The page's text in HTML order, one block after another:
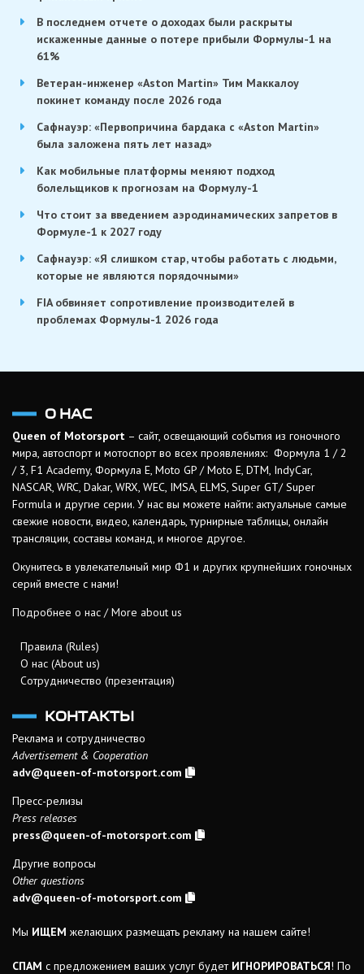
В последнем отчете о доходах были раскрыты
искаженные данные о потере прибыли Формулы-1 на
61%
Ветеран-инженер «Aston Martin» Тим Маккалоу
покинет команду после 2026 года
Сафнауэр: «Первопричина бардака с «Aston Martin»
была заложена пять лет назад»
Как мобильные платформы меняют подход
болельщиков к прогнозам на Формулу-1
Что стоит за введением аэродинамических запретов в
Формуле-1 к 2027 году
Сафнауэр: «Я слишком стар, чтобы работать с людьми,
которые не являются порядочными»
FIA обвиняет сопротивление производителей в
проблемах Формулы-1 2026 года
О НАС
Queen of Motorsport – сайт, освещающий события из гоночного
мира, автоспорт и мотоспорт во всех проявлениях: Формула 1 / 2
/ 3, F1 Academy, Формула Е, Moto GP / Moto E, DTM, IndyCar,
NASCAR, WRC, Dakar, WRX, WEC, IMSA, ELMS, Super GT/ Super
Formula и другие серии. У нас вы можете найти: актуальные самые
свежие новости, видео, календарь, турнирные таблицы, онлайн
трансляции, составы команд, и многое другое.
Окунитесь в увлекательный мир Ф1 и других крупнейших гоночных
серий вместе с нами!
Подробнее о нас / More about us
Правила (Rules)
О нас (About us)
Сотрудничество (презентация)
КОНТАКТЫ
Реклама и сотрудничество
Advertisement & Cooperation
adv@queen-of-motorsport.com
Пресс-релизы
Press releases
press@queen-of-motorsport.com
Другие вопросы
Other questions
adv@queen-of-motorsport.com
Мы ИЩЕМ желающих размещать рекламу на нашем сайте!
СПАМ с предложением ваших услуг будет ИГНОРИРОВАТЬСЯ! По